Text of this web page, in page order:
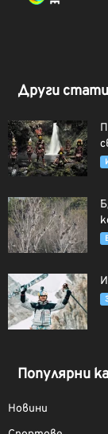
Други
Популярни
Новини